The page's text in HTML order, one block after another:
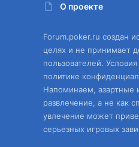
О проекте
Forum.poker.ru создан
целях и не принимает
пользователей.
политике
Напоминаем, азартные
развлечение, а не как
увлечение может
серьезных игровых